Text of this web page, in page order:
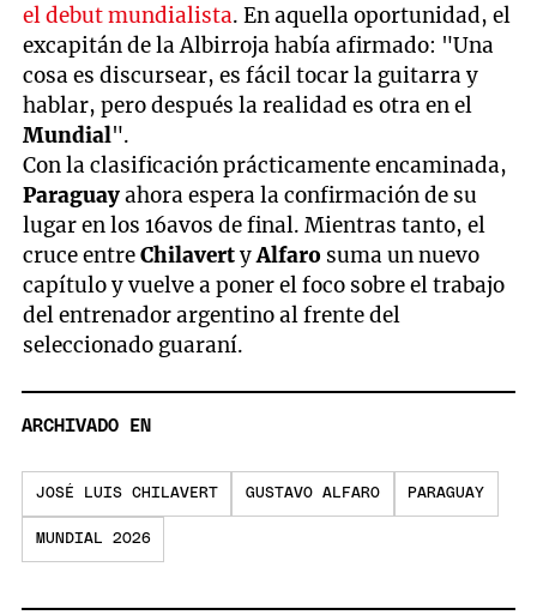
el debut mundialista. En aquella oportunidad, el
excapitán de la Albirroja había afirmado: "Una
cosa es discursear, es fácil tocar la guitarra y
hablar, pero después la realidad es otra en el
Mundial".
Con la clasificación prácticamente encaminada,
Paraguayahora espera la confirmación de su
lugar en los 16avos de final. Mientras tanto, el
cruce entreChilavertyAlfaro suma un nuevo
capítulo y vuelve a poner el foco sobre el trabajo
del entrenador argentino al frente del
seleccionado guaraní.
ARCHIVADO EN
JOSÉ LUIS CHILAVERT GUSTAVO ALFARO PARAGUAY
MUNDIAL 2026